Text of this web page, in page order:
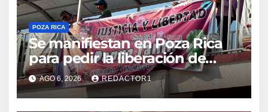
POZA RICA
Se manifiestan en Poza Rica
para pedir la liberación de
Danna Yanina y el
esclarecimiento del caso
Dafne
AGO 6, 2026 REDACTOR1